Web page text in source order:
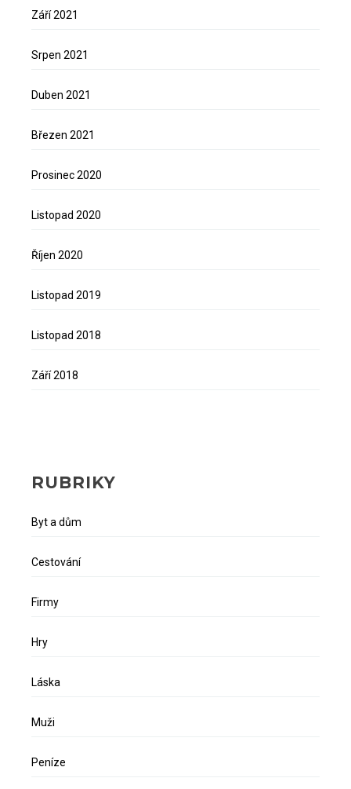
Září 2021
Srpen 2021
Duben 2021
Březen 2021
Prosinec 2020
Listopad 2020
Říjen 2020
Listopad 2019
Listopad 2018
Září 2018
RUBRIKY
Byt a dům
Cestování
Firmy
Hry
Láska
Muži
Peníze